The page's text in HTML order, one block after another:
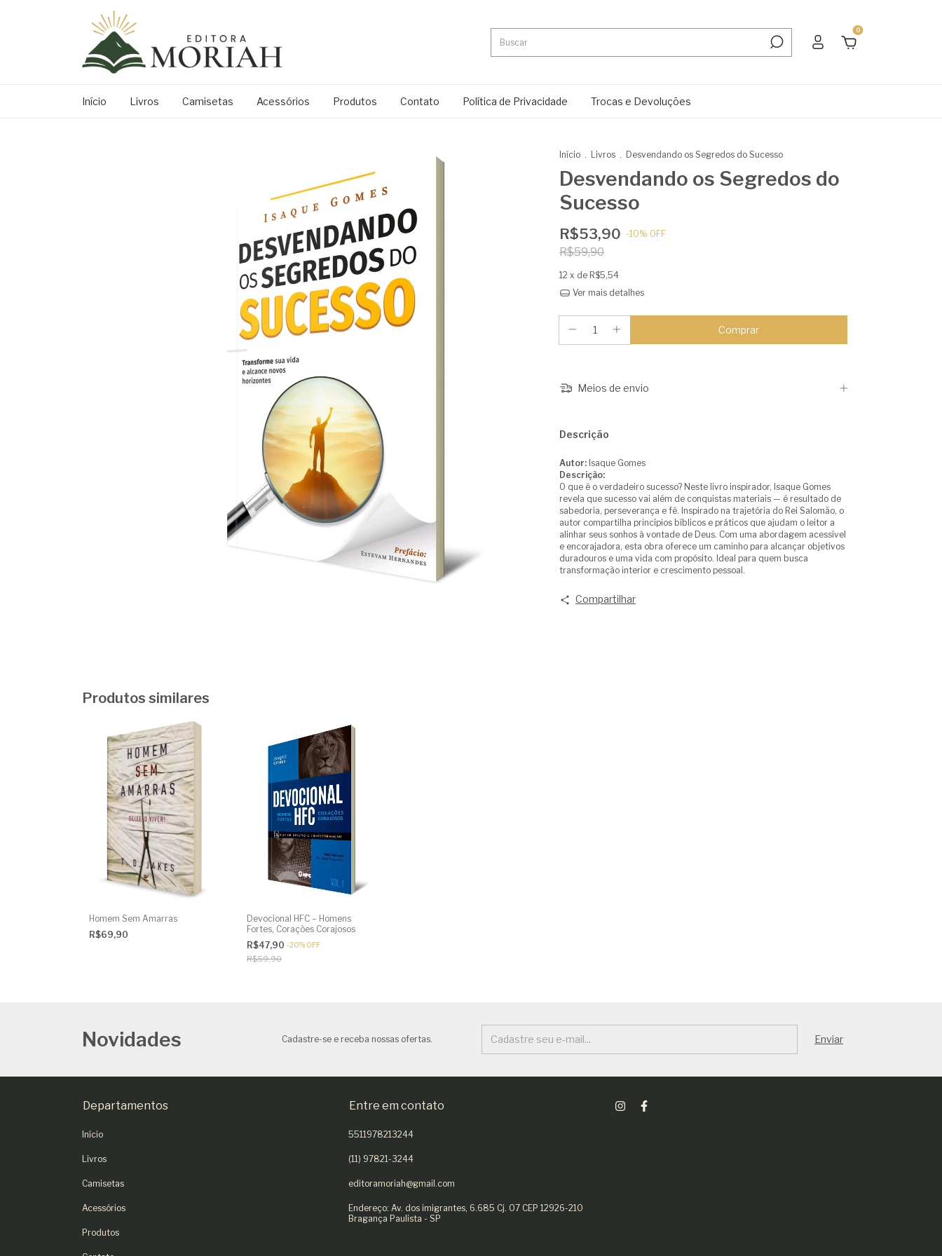
0
Início Livros Camisetas Acessórios Produtos Contato Política de Privacidade Trocas e Devoluções
Início . Livros . Desvendando os Segredos do Sucesso
Desvendando os Segredos do
Sucesso
R$53,90 -10% OFF
R$59,90
12 x de R$5,54
Ver mais detalhes
Meios de envio
Descrição
Autor: Isaque Gomes
Descrição:
O que é o verdadeiro sucesso? Neste livro inspirador, Isaque Gomes
revela que sucesso vai além de conquistas materiais — é resultado de
sabedoria, perseverança e fé. Inspirado na trajetória do Rei Salomão, o
autor compartilha princípios bíblicos e práticos que ajudam o leitor a
alinhar seus sonhos à vontade de Deus. Com uma abordagem acessível
e encorajadora, esta obra oferece um caminho para alcançar objetivos
duradouros e uma vida com propósito. Ideal para quem busca
transformação interior e crescimento pessoal.
Compartilhar
Produtos similares
Homem Sem Amarras
R$69,90
Devocional HFC – Homens
Fortes, Corações Corajosos
R$47,90 -20% OFF
R$59,90
Novidades Cadastre-se e receba nossas ofertas.
Departamentos
Início
Livros
Camisetas
Acessórios
Produtos
Entre em contato
5511978213244
(11) 97821-3244
editoramoriah@gmail.com
Endereço: Av. dos imigrantes, 6.685 Cj. 07 CEP 12926-210
Bragança Paulista - SP